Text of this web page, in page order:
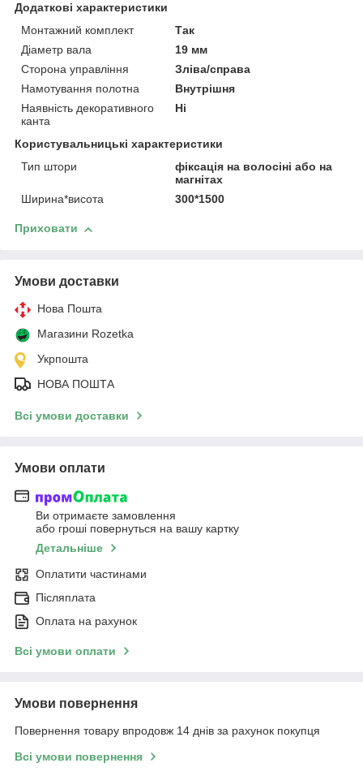
Додаткові характеристики
Монтажний комплект
Так
Діаметр вала
19 мм
Сторона управління
Зліва/справа
Намотування полотна
Внутрішня
Наявність декоративного
канта
Ні
Користувальницькі характеристики
Тип штори
фіксація на волосіні або на
магнітах
Ширина*висота
300*1500
Приховати
Умови доставки
Нова Пошта
Магазини Rozetka
Укрпошта
НОВА ПОШТА
Всі умови доставки
Умови оплати
Ви отримаєте замовлення
або гроші повернуться на вашу картку
Детальніше
Оплатити частинами
Післяплата
Оплата на рахунок
Всі умови оплати
Умови повернення
Повернення товару впродовж 14 днів за рахунок покупця
Всі умови повернення